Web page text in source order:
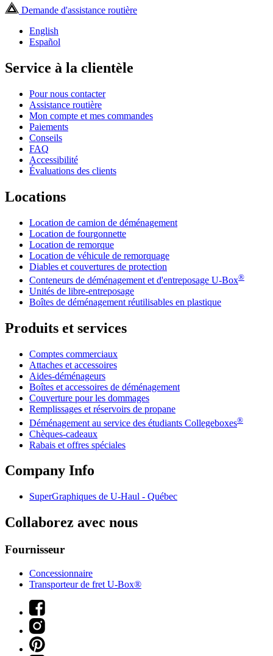
Demande d'assistance routière
English
Español
Service à la clientèle
Pour nous contacter
Assistance routière
Mon compte et mes commandes
Paiements
Conseils
FAQ
Accessibilité
Évaluations des clients
Locations
Location de camion de déménagement
Location de fourgonnette
Location de remorque
Location de véhicule de remorquage
Diables et couvertures de protection
Conteneurs de déménagement et d'entreposage U-Box®
Unités de libre-entreposage
Boîtes de déménagement réutilisables en plastique
Produits et services
Comptes commerciaux
Attaches et accessoires
Aides-déménageurs
Boîtes et accessoires de déménagement
Couverture pour les dommages
Remplissages et réservoirs de propane
Déménagement au service des étudiants Collegeboxes®
Chèques-cadeaux
Rabais et offres spéciales
Company Info
SuperGraphiques de U-Haul - Québec
Collaborez avec nous
Fournisseur
Concessionnaire
Transporteur de fret U-Box®